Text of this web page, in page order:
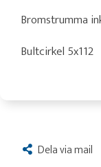
Bromstrumma
Bultcirkel 5x112
Dela via mail